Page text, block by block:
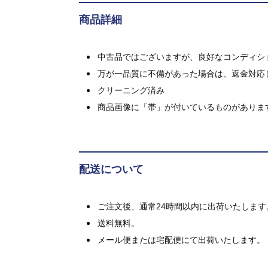
商品詳細
中古品ではございますが、良好なコンディ
万が一品質に不備があった場合は、返金対応
クリーニング済み
商品画像に「帯」が付いているものがあり
配送について
ご注文後、通常24時間以内に出荷いたします
送料無料。
メール便または宅配便にて出荷いたします。